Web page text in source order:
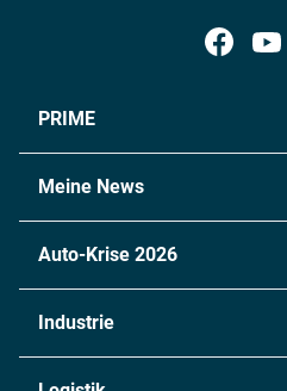
PRIME
Meine News
Auto-Krise 2026
Industrie